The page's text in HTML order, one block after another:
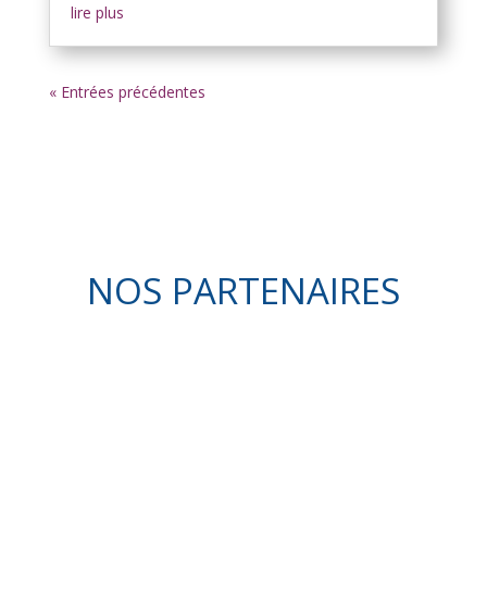
lire plus
« Entrées précédentes
NOS PARTENAIRES